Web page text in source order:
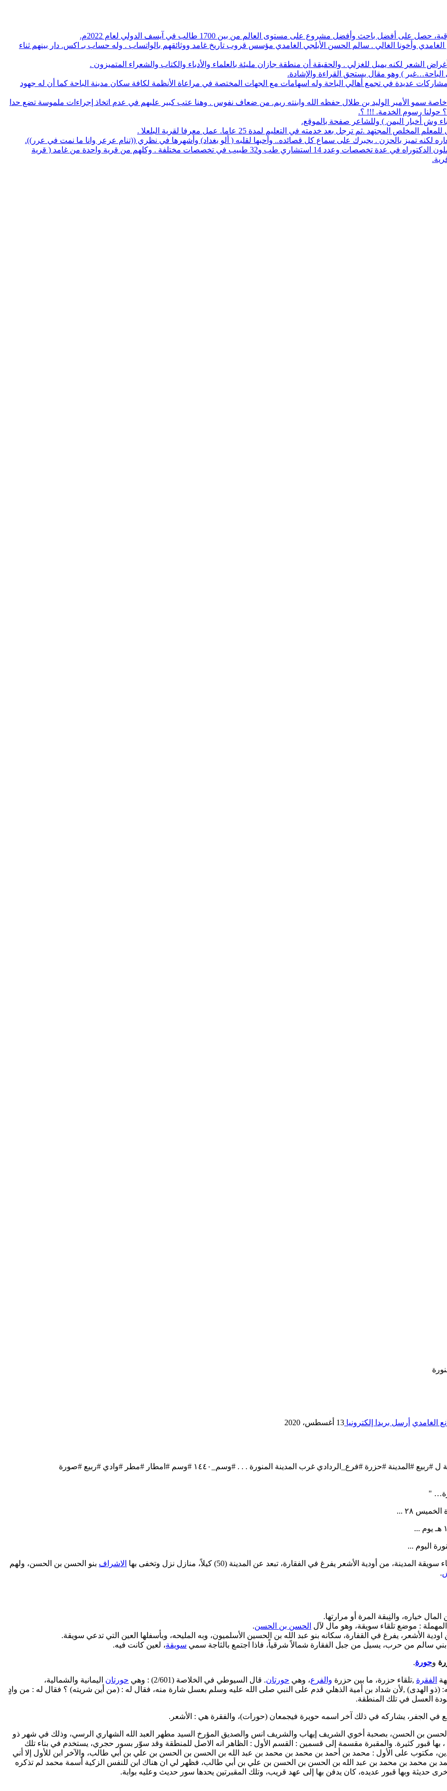
باحث وأفضل مشروع على مستوى العالم من بين 1700 طالب في آيسف الدولي لعام 2022م.
وأخونا الغالي . سالم الحسن الأبلجي الغامدي مؤسس قروب تاريخ غامد ووثائقهم بالواتساب . وله حساب بـ اكس. دار بينهم ثناء
الشعر لكنه يميل للغزلي . والحقيقة أن منطقة جازان مليئة بالعلماء والأدباء والكتاب والشعراء المتميزون .
الباحة…غير ) وهو مقال يستحق القراءة والإشادة.
مشاركات عديدة في تجمع أهالي الباحة وله اسهامات مع الجهات المختصة في مراعاة الأنظمة لكافة سكان مدينة الباحة كما أن له جهود
سمو الأمير الوليد بن طلال حفظه الله وابنته ريم. من ضعاف نفوس . وهنا عتب كبير عليهم في عدم اتخاذ إجراءات ملموسة تضع حدا
حولنا رسوم الخدمة. !!! ؟.
وش أخبار اليمن ) وللشاعر صفحة بالموقع.
.ثم ترجل بعد خدمته في التعليم لمدة 25 عاما. عمل معرفا لقرية البلعلا .
لكنه تميز بالحزن . يجبرك على سماع كل قصائده.. وأحبها لقلبه ( ألو بغداد) وأشهرها في نظري ((تنام عرعر وانا ما نمت في عرر)).
83 حاملي مؤهلات عليا منهم 5 بروفسيور منهم 3 أطباء و32 يحملون الدكتوراه في عدة تخصصات وعدد 14 استشاري طب و32 طبيب في تخصصات مختلفة . وكلهم من قرية واحدة من غامد ( قرية
الغامدي أرسل بريدا إلكترونيا 13 أغسطس، 2020
من أودية الأشعر يفرغ في الفقارة، تبعد عن المدينة (50) كيلاً، منازل نزل وتخفى بها الاشراف بنو الحسن بن الحسن، ولهم
.
الحسن بن الحسن.
سويقة، لعين كانت فيه.
وحورة.
الفقرة ,تلقاء حزرة، ما بين حزرة والفرع، وهي حورتان. قال السيوطي في الخلاصة (2/601) : وهي حورتان اليمانية والشمالية،
(ذو الهدى) ,لأن شداد بن أمية الذهلي قدم على النبي صلى الله عليه وسلم بعسل شارة منه، فقال له : (من أين شريته) ؟ فقال له : من وادٍ
العسل في تلك المنطقة.
بن الحسن، بصحبة أخوي الشريف إيهاب والشريف انس والصديق المؤرخ السيد مطهر العبد الله الشهاري الرسي، وذلك في شهر ذو
حزره، ، بها قبور كثيرة. والمقبرة مقسمة إلى قسمين : القسم الأول : الظاهر انه الاصل للمنطقة وقد سوّر بسور حجري، يستخدم في بناء تلك
مكتوب على الأول : محمد بن أحمد بن محمد بن محمد بن عبد الله بن الحسن بن الحسن بن علي بن أبي طالب، والآخر ابن للأول إلا أني
بن محمد بن محمد بن عبد الله بن الحسن بن الحسن بن علي بن أبي طالب، فظهر لي ان هناك ابن للنفس الزكية أسمة محمد لم تذكره
حديثة وبها قبور عديده، كان يدفن بها إلى عهد قريب، وتلك المقبرتين يحدها سور حديث وعليه بوابة.